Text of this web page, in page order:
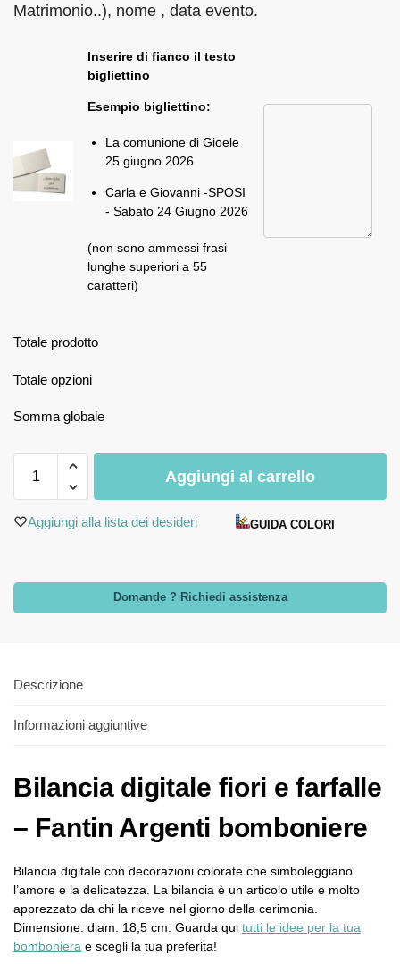
Matrimonio..), nome , data evento.
Inserire di fianco il testo
bigliettino
Esempio bigliettino:
La comunione di Gioele
25 giugno 2026
Carla e Giovanni -SPOSI
- Sabato 24 Giugno 2026
(non sono ammessi frasi
lunghe superiori a 55
caratteri)
Totale prodotto
Totale opzioni
Somma globale
Aggiungi al carrello
Aggiungi alla lista dei desideri GUIDA COLORI
Domande ? Richiedi assistenza
Descrizione
Informazioni aggiuntive
Bilancia digitale fiori e farfalle
– Fantin Argenti bomboniere
Bilancia digitale con decorazioni colorate che simboleggiano
l’amore e la delicatezza. La bilancia è un articolo utile e molto
apprezzato da chi la riceve nel giorno della cerimonia.
Dimensione: diam. 18,5 cm. Guarda qui tutti le idee per la tua
bomboniera e scegli la tua preferita!